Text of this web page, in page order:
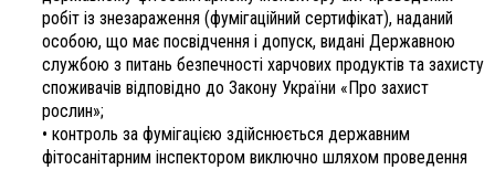
робіт із знезараження (фумігаційний сертифікат), наданий
особою, що має посвідчення і допуск, видані Державною
службою з питань безпечності харчових продуктів та захисту
споживачів відповідно до Закону України «Про захист
рослин»;
• контроль за фумігацією здійснюється державним
фітосанітарним інспектором виключно шляхом проведення